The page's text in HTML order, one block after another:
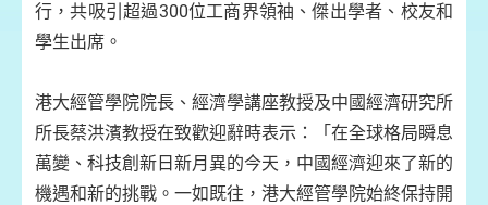
行，共吸引超過300位工商界領袖、傑出學者、校友和
學生出席。
港大經管學院院長、經濟學講座教授及中國經濟研究所
所長蔡洪濱教授在致歡迎辭時表示：「在全球格局瞬息
萬變、科技創新日新月異的今天，中國經濟迎來了新的
機遇和新的挑戰。一如既往，港大經管學院始終保持開